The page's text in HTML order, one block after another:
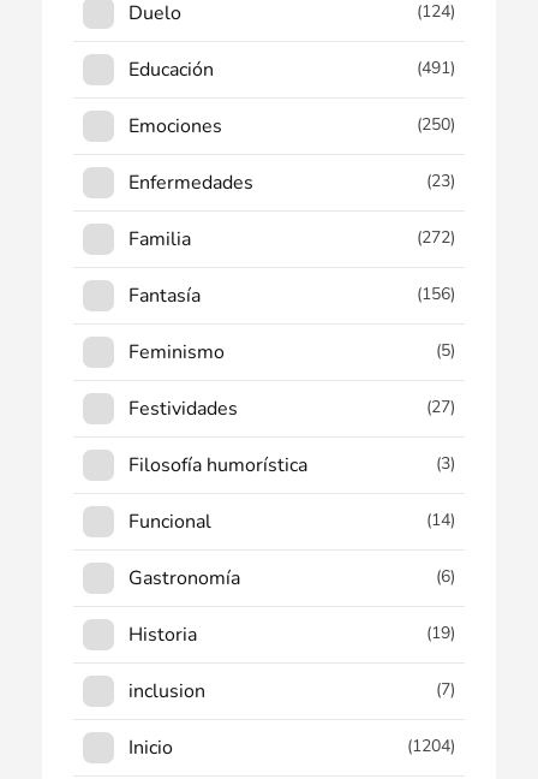
Duelo (124)
Educación (491)
Emociones (250)
Enfermedades (23)
Familia (272)
Fantasía (156)
Feminismo (5)
Festividades (27)
Filosofía humorística (3)
Funcional (14)
Gastronomía (6)
Historia (19)
inclusion (7)
Inicio (1204)